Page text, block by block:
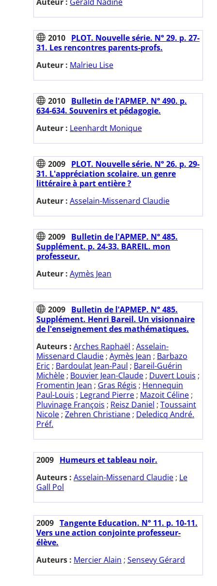
2010 PLOT. Nouvelle série. N° 29. p. 27-
31. Les rencontres parents-profs.
Auteur : Malrieu Lise
2010 Bulletin de l'APMEP. N° 490. p.
634-634. Souvenirs et pédagogie.
Auteur : Leenhardt Monique
2009 PLOT. Nouvelle série. N° 26. p. 29-
31. L'appréciation scolaire, un genre
littéraire à part entière ?
Auteur : Asselain-Missenard Claudie
2009 Bulletin de l'APMEP. N° 485.
Supplément. p. 24-33. BAREIL. mon
professeur.
Auteur : Aymès Jean
2009 Bulletin de l'APMEP. N° 485.
Supplément. Henri Bareil. Un visionnaire
de l'enseignement des mathématiques.
Auteurs : Arches Raphaël ; Asselain-
Missenard Claudie ; Aymès Jean ; Barbazo
Eric ; Bardoulat Jean-Paul ; Bareil-Guérin
Michèle ; Bouvier Jean-Claude ; Duvert Louis ;
Fromentin Jean ; Gras Régis ; Hennequin
Paul-Louis ; Legrand Pierre ; Mazoit Céline ;
Pluvinage François ; Reisz Daniel ; Toussaint
Nicole ; Zehren Christiane ; Deledicq André.
Préf.
2009 Humeurs et tableau noir.
Auteurs : Asselain-Missenard Claudie ; Le
Gall Pol
2009 Tangente Education. N° 11. p. 10-11.
Vers une action conjointe professeur-
élève.
Auteurs : Mercier Alain ; Sensevy Gérard